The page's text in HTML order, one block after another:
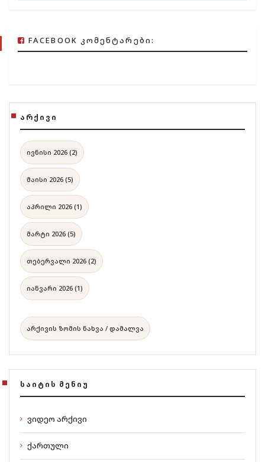
FACEBOOK ᲙᲝᲛᲔᲜᲢᲐᲠᲔᲑᲘ:
ᲐᲠᲥᲘᲕᲘ
ივნისი 2026 (2)
მაისი 2026 (5)
აპრილი 2026 (1)
მარტი 2026 (5)
თებერვალი 2026 (2)
იანვარი 2026 (1)
არქივის ზომის ნახვა / დამალვა
ᲡᲐᲘᲢᲘᲡ ᲛᲔᲜᲘᲣ
ვიდეო არქივი
ქართული